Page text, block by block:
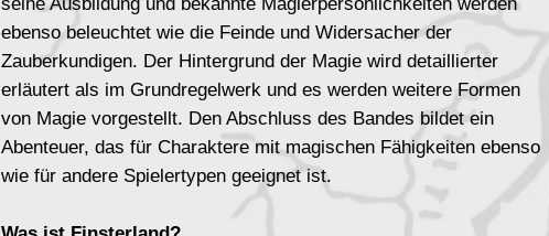
ebenso beleuchtet wie die Feinde und Widersacher der
Zauberkundigen. Der Hintergrund der Magie wird detaillierter
erläutert als im Grundregelwerk und es werden weitere Formen
von Magie vorgestellt. Den Abschluss des Bandes bildet ein
Abenteuer, das für Charaktere mit magischen Fähigkeiten ebenso
wie für andere Spielertypen geeignet ist.